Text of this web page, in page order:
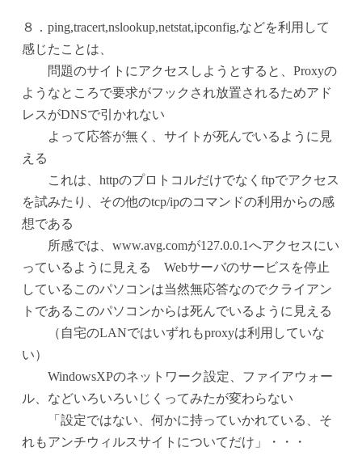
８．ping,tracert,nslookup,netstat,ipconfig,などを利用して
感じたことは、
問題のサイトにアクセスしようとすると、Proxyの
ようなところで要求がフックされ放置されるためアド
レスがDNSで引かれない
よって応答が無く、サイトが死んでいるように見
える
これは、httpのプロトコルだけでなくftpでアクセス
を試みたり、その他のtcp/ipのコマンドの利用からの感
想である
所感では、www.avg.comが127.0.0.1へアクセスにい
っているように見える Webサーバのサービスを停止
しているこのパソコンは当然無応答なのでクライアン
トであるこのパソコンからは死んでいるように見える
（自宅のLANではいずれもproxyは利用していな
い）
WindowsXPのネットワーク設定、ファイアウォー
ル、などいろいろいじくってみたが変わらない
「設定ではない、何かに持っていかれている、そ
れもアンチウィルスサイトについてだけ」・・・